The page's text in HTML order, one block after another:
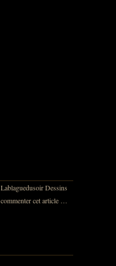
LablaguedusoirDessins
commenter cet article